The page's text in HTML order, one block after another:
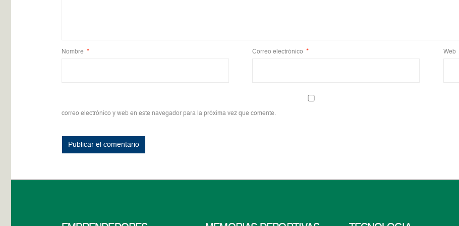
Nombre * Correo electrónico * Web
correo electrónico y web en este navegador para la próxima vez que comente.